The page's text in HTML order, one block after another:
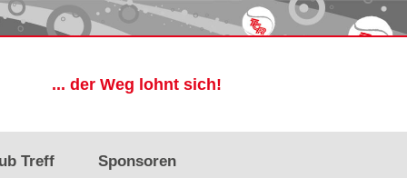
... der Weg lohnt sich!
Treff Sponsoren